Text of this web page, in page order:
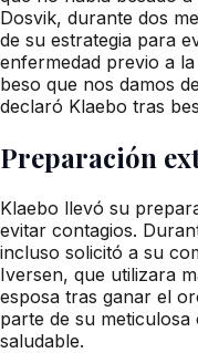
Dosvik, durante dos
de su estrategia para
enfermedad previo a
beso que nos damos
declaró Klaebo tras
Preparación
Klaebo llevó su
evitar contagios.
incluso solicitó a su
Iversen, que utilizara
esposa tras ganar el
parte de su
saludable.